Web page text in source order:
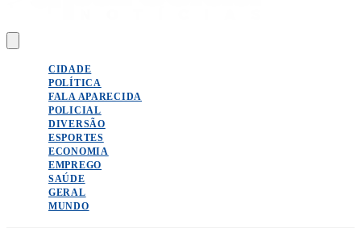
CIDADE
POLÍTICA
FALA APARECIDA
POLICIAL
DIVERSÃO
ESPORTES
ECONOMIA
EMPREGO
SAÚDE
GERAL
MUNDO